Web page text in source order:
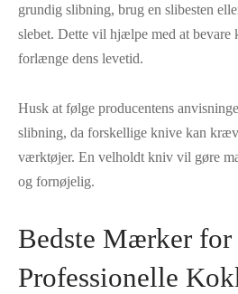
grundig slibning, brug en slibesten
slebet. Dette vil hjælpe med at bevare
forlænge dens levetid.
Husk at følge producentens
slibning, da forskellige knive kan
værktøjer. En velholdt kniv vil gøre
og fornøjelig.
Bedste Mærker for
Professionelle